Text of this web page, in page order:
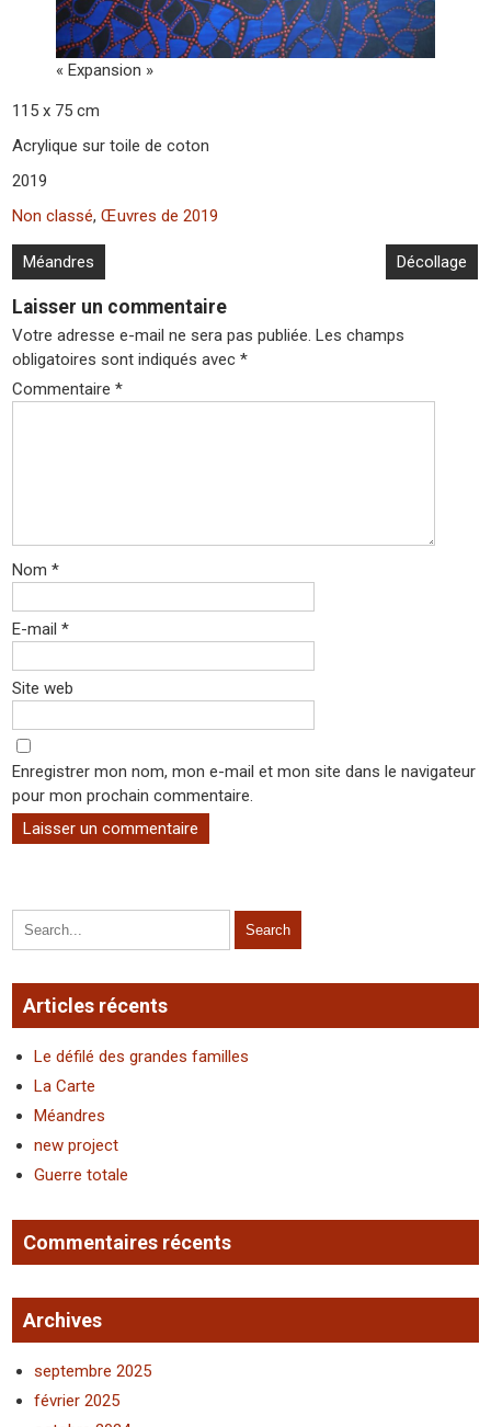
« Expansion »
115 x 75 cm
Acrylique sur toile de coton
2019
Non classé,Œuvres de 2019
Navigation
de
l’article
Méandres Décollage
Laisser un commentaire
Votre adresse e-mail ne sera pas publiée. Les champs
obligatoires sont indiqués avec*
Commentaire*
Nom*
E-mail*
Site web
Enregistrer mon nom, mon e-mail et mon site dans le navigateur
pour mon prochain commentaire.
Articles récents
Le défilé des grandes familles
La Carte
Méandres
new project
Guerre totale
Commentaires récents
Archives
septembre 2025
février 2025